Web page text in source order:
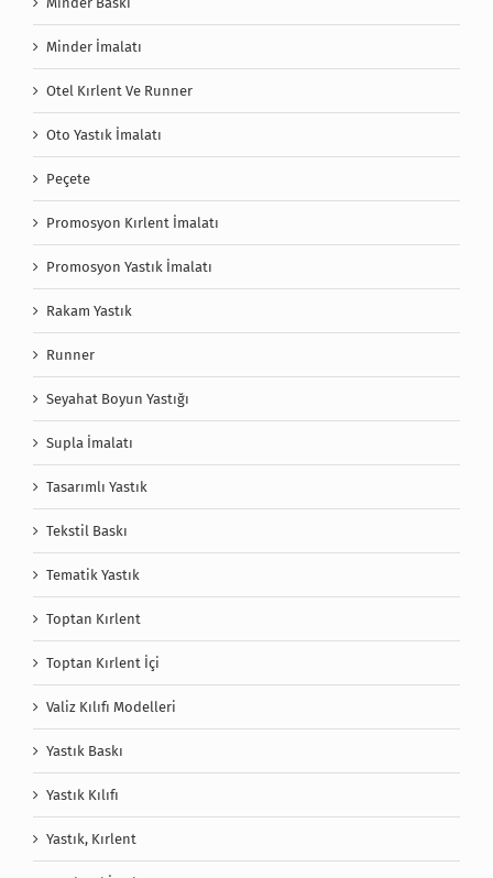
Minder İmalatı
Otel Kırlent Ve Runner
Oto Yastık İmalatı
Peçete
Promosyon Kırlent İmalatı
Promosyon Yastık İmalatı
Rakam Yastık
Runner
Seyahat Boyun Yastığı
Supla İmalatı
Tasarımlı Yastık
Tekstil Baskı
Tematik Yastık
Toptan Kırlent
Toptan Kırlent İçi
Valiz Kılıfı Modelleri
Yastık Baskı
Yastık Kılıfı
Yastık, Kırlent